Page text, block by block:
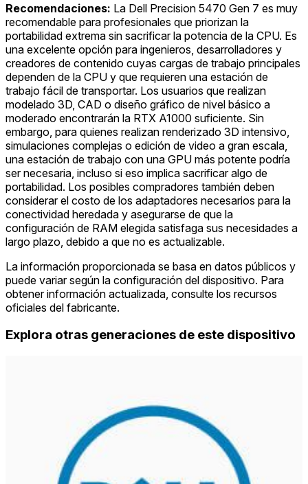
Recomendaciones: La Dell Precision 5470 Gen 7 es muy
recomendable para profesionales que priorizan la
portabilidad extrema sin sacrificar la potencia de la CPU. Es
una excelente opción para ingenieros, desarrolladores y
creadores de contenido cuyas cargas de trabajo principales
dependen de la CPU y que requieren una estación de
trabajo fácil de transportar. Los usuarios que realizan
modelado 3D, CAD o diseño gráfico de nivel básico a
moderado encontrarán la RTX A1000 suficiente. Sin
embargo, para quienes realizan renderizado 3D intensivo,
simulaciones complejas o edición de video a gran escala,
una estación de trabajo con una GPU más potente podría
ser necesaria, incluso si eso implica sacrificar algo de
portabilidad. Los posibles compradores también deben
considerar el costo de los adaptadores necesarios para la
conectividad heredada y asegurarse de que la
configuración de RAM elegida satisfaga sus necesidades a
largo plazo, debido a que no es actualizable.
La información proporcionada se basa en datos públicos y
puede variar según la configuración del dispositivo. Para
obtener información actualizada, consulte los recursos
oficiales del fabricante.
Explora otras generaciones de este dispositivo